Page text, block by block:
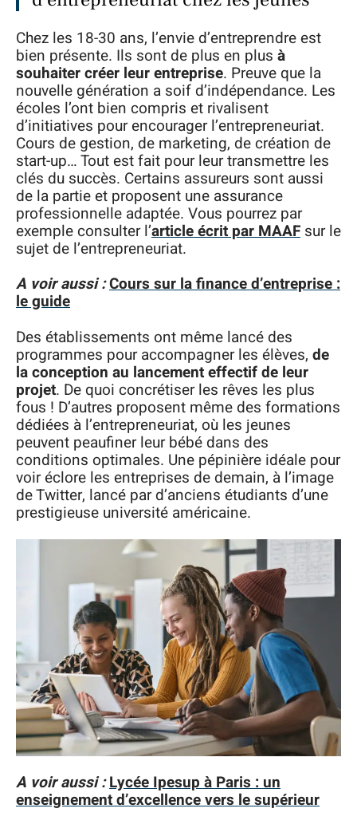
Chez les 18-30 ans, l’envie d’entreprendre est
bien présente. Ils sont de plus en plus à
souhaiter créer leur entreprise. Preuve que la
nouvelle génération a soif d’indépendance. Les
écoles l’ont bien compris et rivalisent
d’initiatives pour encourager l’entrepreneuriat.
Cours de gestion, de marketing, de création de
start-up… Tout est fait pour leur transmettre les
clés du succès. Certains assureurs sont aussi
de la partie et proposent une assurance
professionnelle adaptée. Vous pourrez par
exemple consulter l’article écrit par MAAF sur le
sujet de l’entrepreneuriat.
A voir aussi :Cours sur la finance d’entreprise :
le guide
Des établissements ont même lancé des
programmes pour accompagner les élèves, de
la conception au lancement effectif de leur
projet. De quoi concrétiser les rêves les plus
fous ! D’autres proposent même des formations
dédiées à l’entrepreneuriat, où les jeunes
peuvent peaufiner leur bébé dans des
conditions optimales. Une pépinière idéale pour
voir éclore les entreprises de demain, à l’image
de Twitter, lancé par d’anciens étudiants d’une
prestigieuse université américaine.
A voir aussi :Lycée Ipesup à Paris : un
enseignement d’excellence vers le supérieur